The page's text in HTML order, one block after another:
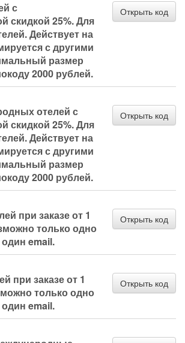
с
скидкой 25%. Для
Действует на
с другими
размер
2000 рублей.
Открыть код
отелей с
скидкой 25%. Для
Действует на
с другими
размер
2000 рублей.
Открыть код
при заказе от 1
только одно
email.
Открыть код
при заказе от 1
только одно
email.
Открыть код